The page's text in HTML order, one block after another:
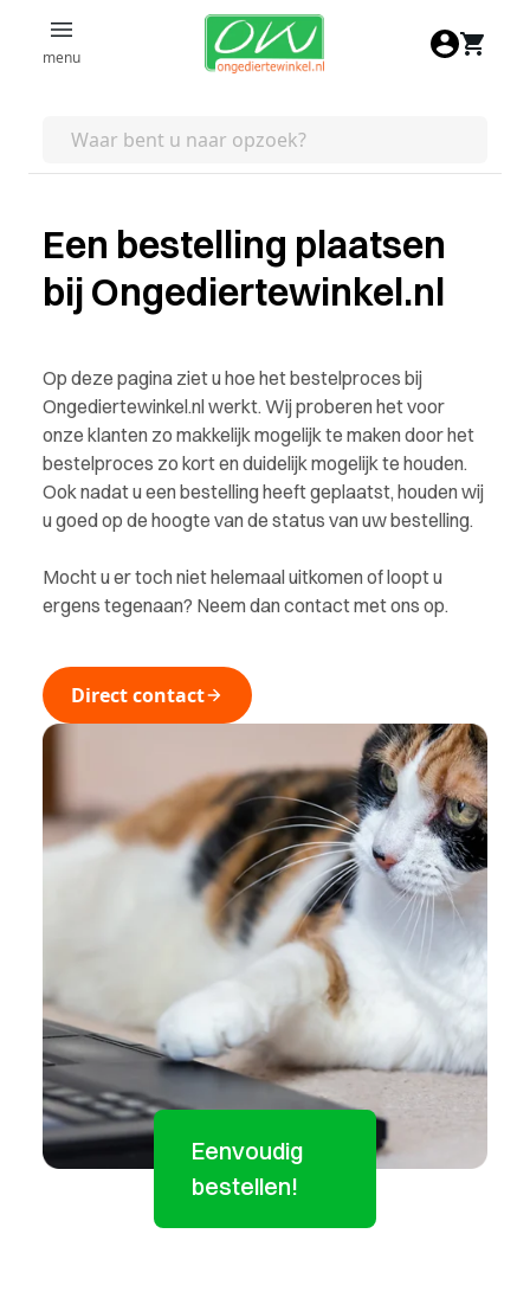
menu
Een bestelling plaatsen
bij Ongediertewinkel.nl
Op deze pagina ziet u hoe het bestelproces bij
Ongediertewinkel.nl werkt. Wij proberen het voor
onze klanten zo makkelijk mogelijk te maken door het
bestelproces zo kort en duidelijk mogelijk te houden.
Ook nadat u een bestelling heeft geplaatst, houden wij
u goed op de hoogte van de status van uw bestelling.
Mocht u er toch niet helemaal uitkomen of loopt u
ergens tegenaan? Neem dan contact met ons op.
Direct contact
Eenvoudig
bestellen!